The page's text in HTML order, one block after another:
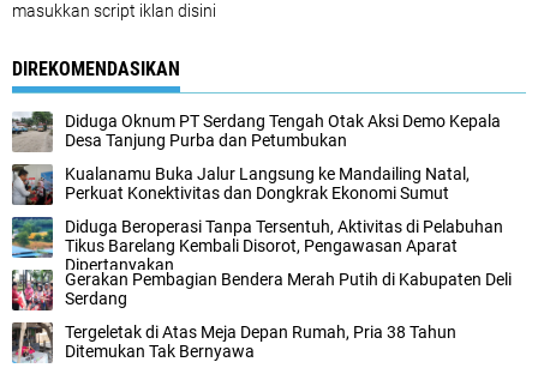
masukkan script iklan disini
DIREKOMENDASIKAN
Diduga Oknum PT Serdang Tengah Otak Aksi Demo Kepala
Desa Tanjung Purba dan Petumbukan
Kualanamu Buka Jalur Langsung ke Mandailing Natal,
Perkuat Konektivitas dan Dongkrak Ekonomi Sumut
Diduga Beroperasi Tanpa Tersentuh, Aktivitas di Pelabuhan
Tikus Barelang Kembali Disorot, Pengawasan Aparat
Dipertanyakan
Gerakan Pembagian Bendera Merah Putih di Kabupaten Deli
Serdang
Tergeletak di Atas Meja Depan Rumah, Pria 38 Tahun
Ditemukan Tak Bernyawa